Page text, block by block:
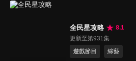
全民星攻略
8.1
更新至第931集
遊戲節目
綜藝